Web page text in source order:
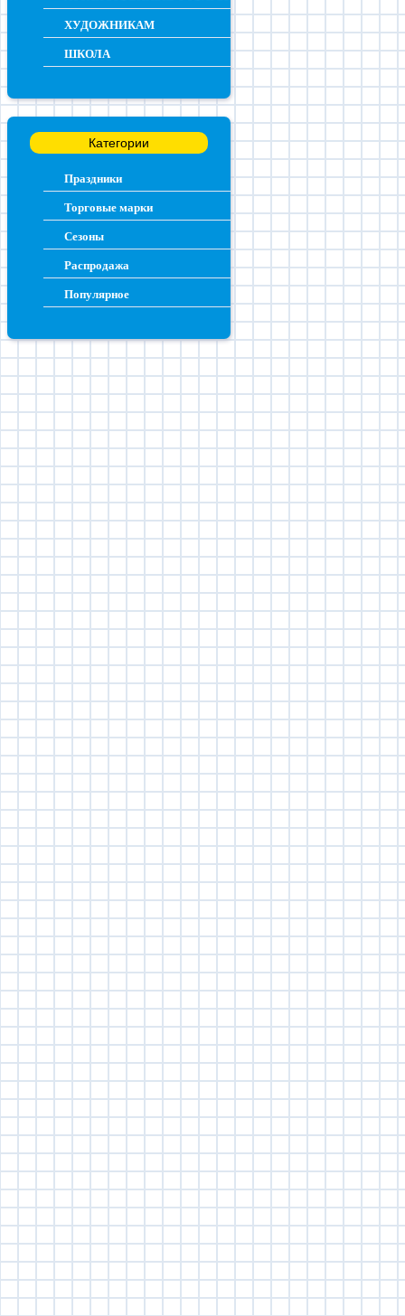
ХУДОЖНИКАМ
ШКОЛА
Категории
Праздники
Торговые марки
Сезоны
Распродажа
Популярное